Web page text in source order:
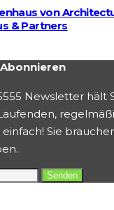
von
& Partners
Newsletter hält
Sie